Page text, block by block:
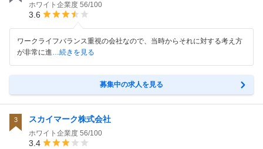
ホワイト企業度 56/100
3.6
ワークライフバランス重視の会社なので、当時からそれに対する考え方
が非常に進…続きを見る
募集中の求人を見る
3 スカイマーク株式会社
ホワイト企業度 56/100
3.4